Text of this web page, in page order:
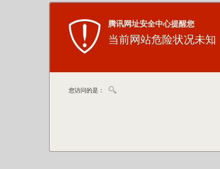
腾讯网址安全中心提醒您
当前网站危险状况未知
您访问的是：